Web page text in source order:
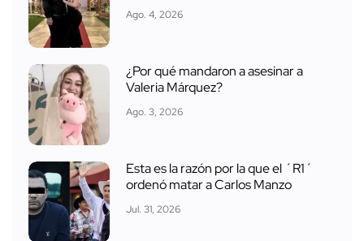
Ago. 4, 2026
¿Por qué mandaron a asesinar a
Valeria Márquez?
Ago. 3, 2026
Esta es la razón por la que el ´R1´
ordenó matar a Carlos Manzo
Jul. 31, 2026